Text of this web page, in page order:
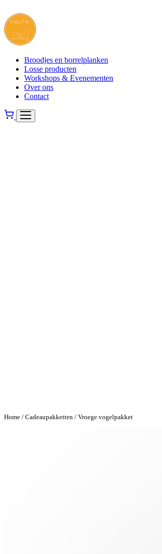
Broodjes en borrelplanken
Losse producten
Workshops & Evenementen
Over ons
Contact
Home / Cadeaupakketten / Vroege vogelpakket